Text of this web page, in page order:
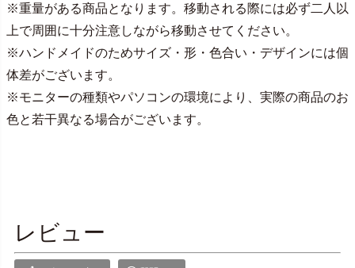
※重量がある商品となります。移動される際には必ず二人以
上で周囲に十分注意しながら移動させてください。
※ハンドメイドのためサイズ・形・色合い・デザインには個
体差がございます。
※モニターの種類やパソコンの環境により、実際の商品のお
色と若干異なる場合がございます。
レビュー